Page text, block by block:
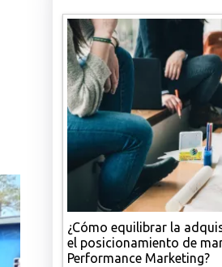
¿Cómo equilibrar la
el posicionamiento de
Performance Marketing?